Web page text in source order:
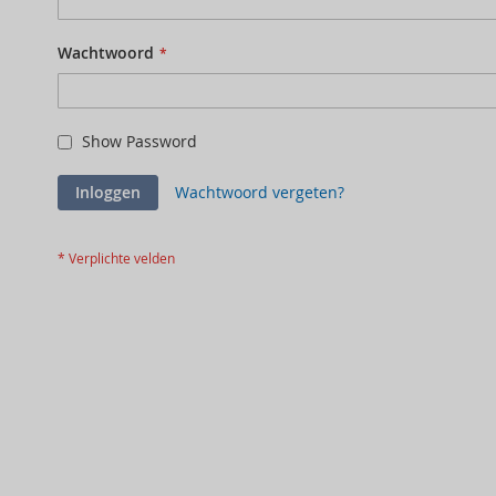
Wachtwoord
Show Password
Inloggen Wachtwoord vergeten?